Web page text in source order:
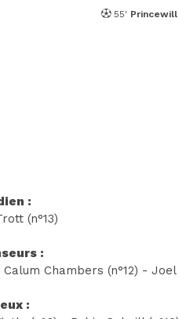
55' Princewill
:
(n°13)
:
Chambers (n°12) - Joel
: